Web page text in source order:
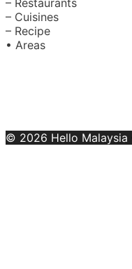
– Cuisines
– Recipe
• Areas
© 2026 Hello Malaysia